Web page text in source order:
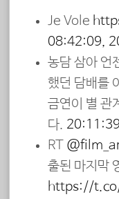
Je Vole
08:42:09,
농담 삼아 언
했던 담배를
금연이 별 관
다.
RT
출된 마지막
https://